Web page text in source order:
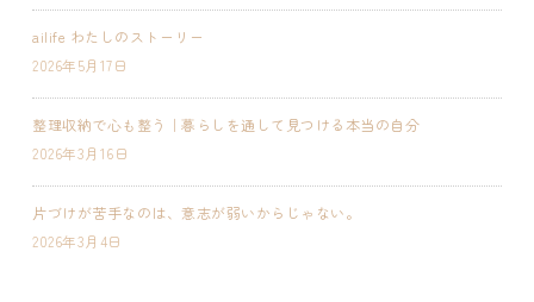
ailife わたしのストーリー
2026年5月17日
整理収納で心も整う｜暮らしを通して見つける本当の自分
2026年3月16日
片づけが苦手なのは、意志が弱いからじゃない。
2026年3月4日